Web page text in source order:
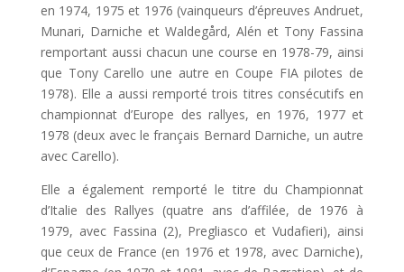
en 1974, 1975 et 1976 (vainqueurs d’épreuves Andruet,
Munari, Darniche et Waldegård, Alén et Tony Fassina
remportant aussi chacun une course en 1978-79, ainsi
que Tony Carello une autre en Coupe FIA pilotes de
1978). Elle a aussi remporté trois titres consécutifs en
championnat d’Europe des rallyes, en 1976, 1977 et
1978 (deux avec le français Bernard Darniche, un autre
avec Carello).
Elle a également remporté le titre du Championnat
d’Italie des Rallyes (quatre ans d’affilée, de 1976 à
1979, avec Fassina (2), Pregliasco et Vudafieri), ainsi
que ceux de France (en 1976 et 1978, avec Darniche),